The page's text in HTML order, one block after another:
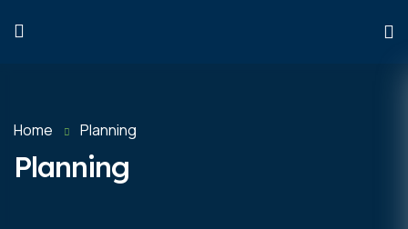
Home Planning
Planning